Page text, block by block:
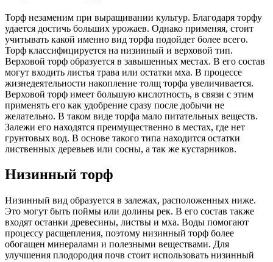
Торф незаменим при выращивании культур. Благодаря торфу
удается достичь больших урожаев. Однако применяя, стоит
учитывать какой именно вид торфа подойдет более всего.
Торф классифицируется на низинный и верховой тип.
Верховой торф образуется в завышенных местах. В его состав
могут входить листья трава или остатки мха. В процессе
жизнедеятельности накопление толщ торфа увеличивается.
Верховой торф имеет большую кислотность, в связи с этим
применять его как удобрение сразу после добычи не
желательно. В таком виде торфа мало питательных веществ.
Залежи его находятся преимущественно в местах, где нет
грунтовых вод. В основе такого типа находится остатки
лиственных деревьев или сосны, а так же кустарников.
Низинный торф
Низинный вид образуется в залежах, расположенных ниже.
Это могут быть поймы или долины рек. В его состав также
входят останки древесины, листвы и мха. Воды помогают
процессу расщепления, поэтому низинный торф более
обогащен минералами и полезными веществами. Для
улучшения плодородия почв стоит использовать низинный